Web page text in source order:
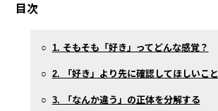
目次
○ 1. そもそも「好き」ってどんな感覚？
○ 2. 「好き」より先に確認してほしいこと
○ 3. 「なんか違う」の正体を分解する